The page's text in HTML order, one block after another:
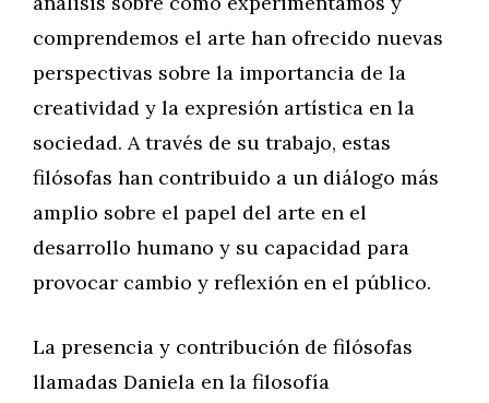
comprendemos el arte han ofrecido nuevas
perspectivas sobre la importancia de la
creatividad y la expresión artística en la
sociedad. A través de su trabajo, estas
filósofas han contribuido a un diálogo más
amplio sobre el papel del arte en el
desarrollo humano y su capacidad para
provocar cambio y reflexión en el público.
La presencia y contribución de filósofas
llamadas Daniela en la filosofía